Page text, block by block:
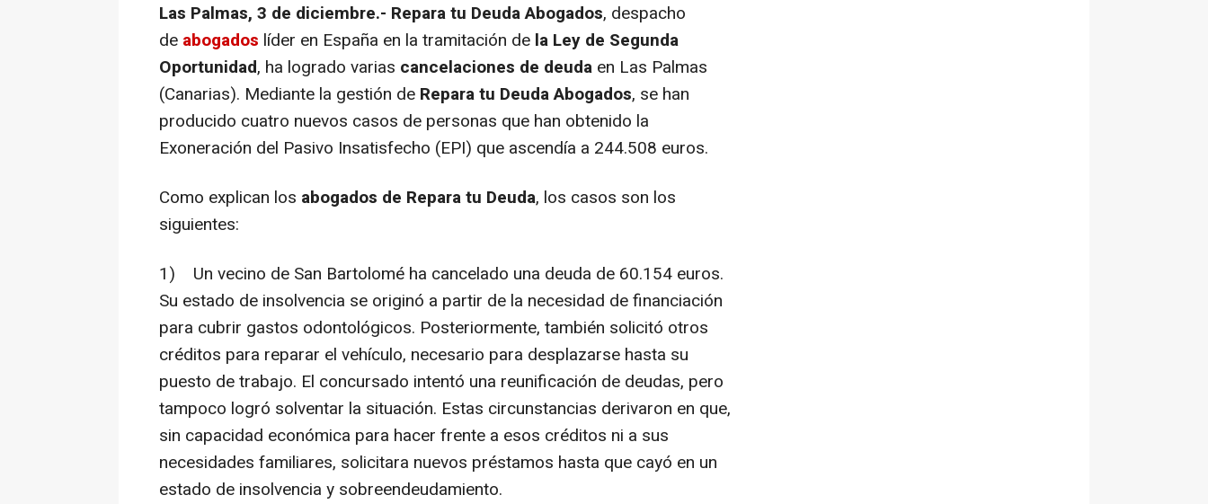
Las Palmas, 3 de diciembre.- Repara tu Deuda Abogados, despacho
de abogados líder en España en la tramitación de la Ley de Segunda
Oportunidad, ha logrado varias cancelaciones de deuda en Las Palmas
(Canarias). Mediante la gestión de Repara tu DeudaAbogados, se han
producido cuatro nuevos casos de personas que han obtenido la
Exoneración del Pasivo Insatisfecho (EPI) que ascendía a 244.508 euros.
Como explican los abogados de Repara tu Deuda, los casos son los
siguientes:
1) Un vecino de San Bartolomé ha cancelado una deuda de 60.154 euros.
Su estado de insolvencia se originó a partir de la necesidad de financiación
para cubrir gastos odontológicos. Posteriormente, también solicitó otros
créditos para reparar el vehículo, necesario para desplazarse hasta su
puesto de trabajo. El concursado intentó una reunificación de deudas, pero
tampoco logró solventar la situación. Estas circunstancias derivaron en que,
sin capacidad económica para hacer frente a esos créditos ni a sus
necesidades familiares, solicitara nuevos préstamos hasta que cayó en un
estado de insolvencia y sobreendeudamiento.